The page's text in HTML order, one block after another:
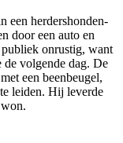
een herdershonden-
door een auto en
onrustig, want
volgende dag. De
een beenbeugel,
leiden. Hij leverde